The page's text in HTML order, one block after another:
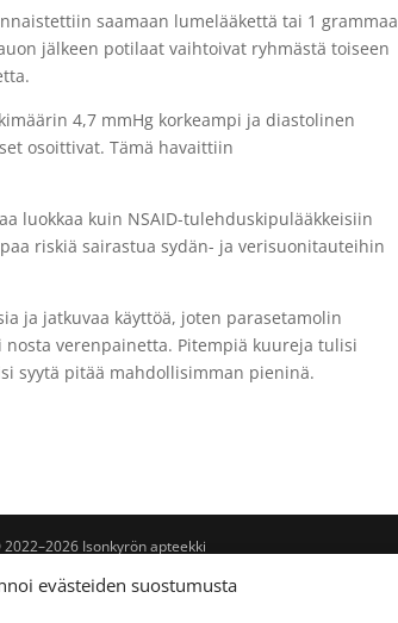
evästeiden suostumusta
saamaan lumelääkettä tai 1 grammaa
jälkeen potilaat vaihtoivat ryhmästä toiseen
4,7 mmHg korkeampi ja diastolinen
osoittivat. Tämä havaittiin
luokkaa kuin NSAID-tulehduskipulääkkeisiin
riskiä sairastua sydän- ja verisuonitauteihin
ja jatkuvaa käyttöä, joten parasetamolin
verenpainetta. Pitempiä kuureja tulisi
syytä pitää mahdollisimman pieninä.
Isonkyrön apteekki